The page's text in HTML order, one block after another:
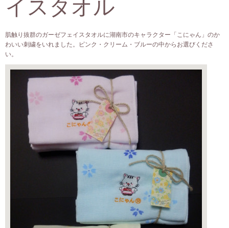
イスタオル
肌触り抜群のガーゼフェイスタオルに湖南市のキャラクター「こにゃん」のか
わいい刺繍をいれました。ピンク・クリーム・ブルーの中からお選びくださ
い。